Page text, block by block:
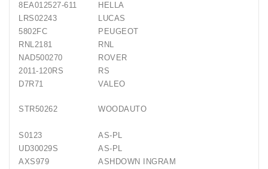
8EA012527-611
HELLA
LRS02243
LUCAS
5802FC
PEUGEOT
RNL2181
RNL
NAD500270
ROVER
2011-120RS
RS
D7R71
VALEO
STR50262 WOODAUTO
S0123
AS-PL
UD30029S
AS-PL
AXS979
ASHDOWN INGRAM